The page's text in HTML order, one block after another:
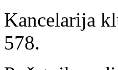
Kancelarija
578.